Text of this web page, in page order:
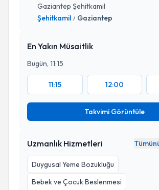
Gaziantep Şehitkamil
Şehitkamil / Gaziantep
En Yakın Müsaitlik
Bugün, 11:15
11:15 12:00
Takvimi Görüntüle
Uzmanlık Hizmetleri
Duygusal Yeme Bozukluğu
Bebek ve Çocuk Beslenmesi